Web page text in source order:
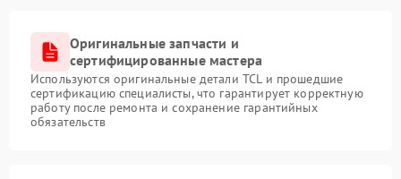
Оригинальные запчасти и
сертифицированные мастера
Используются оригинальные детали TCL и прошедшие
сертификацию специалисты, что гарантирует корректную
работу после ремонта и сохранение гарантийных
обязательств